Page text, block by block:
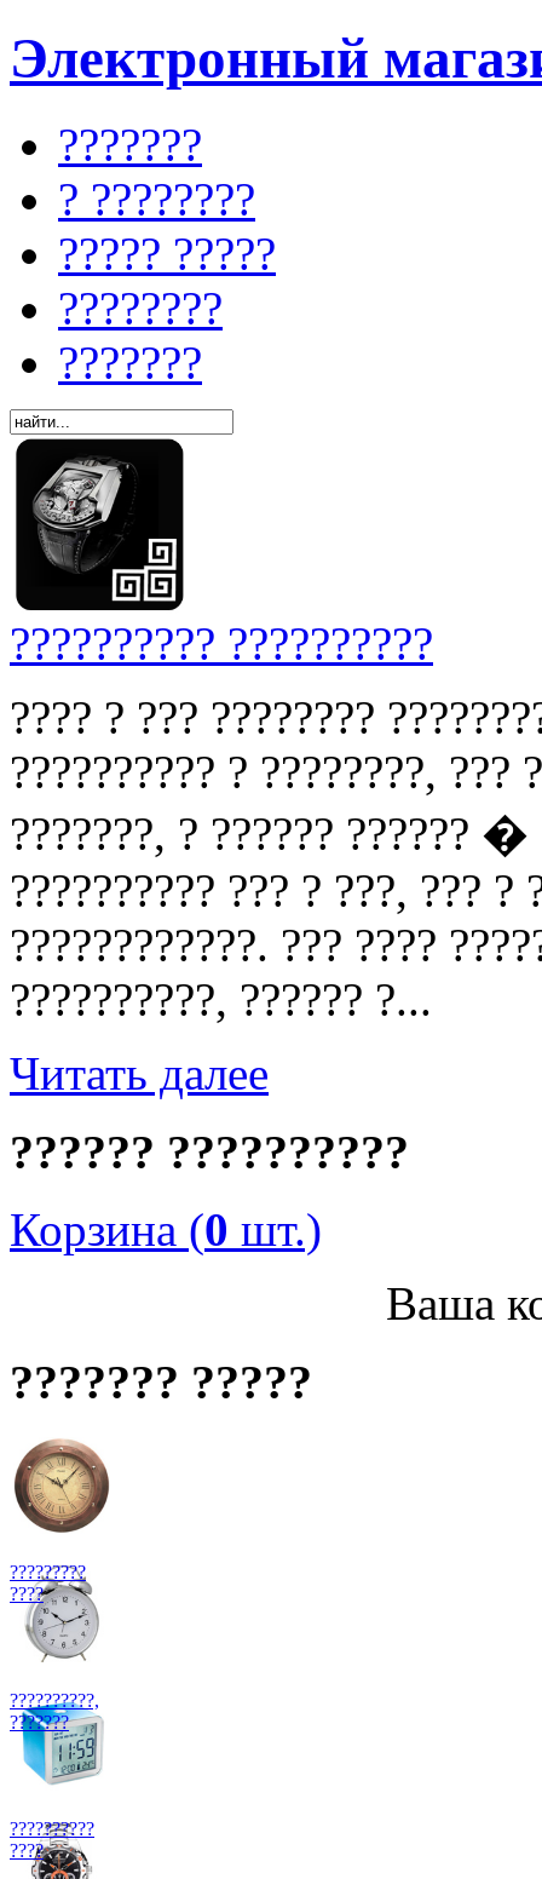
Электронный
???????
? ????????
????? ?????
????????
???????
?????????? ??????????
???? ? ??? ????????
?????????? ? ????????, ???
???????, ? ?????? ??????
?????????? ??? ? ???, ??? ?
????????????. ??? ????
??????????, ?????? ?...
Читать далее
?????? ??????????
Корзина (0 шт.)
Ваша
??????? ?????
?????????
????
??????????,
???????
??????????
????